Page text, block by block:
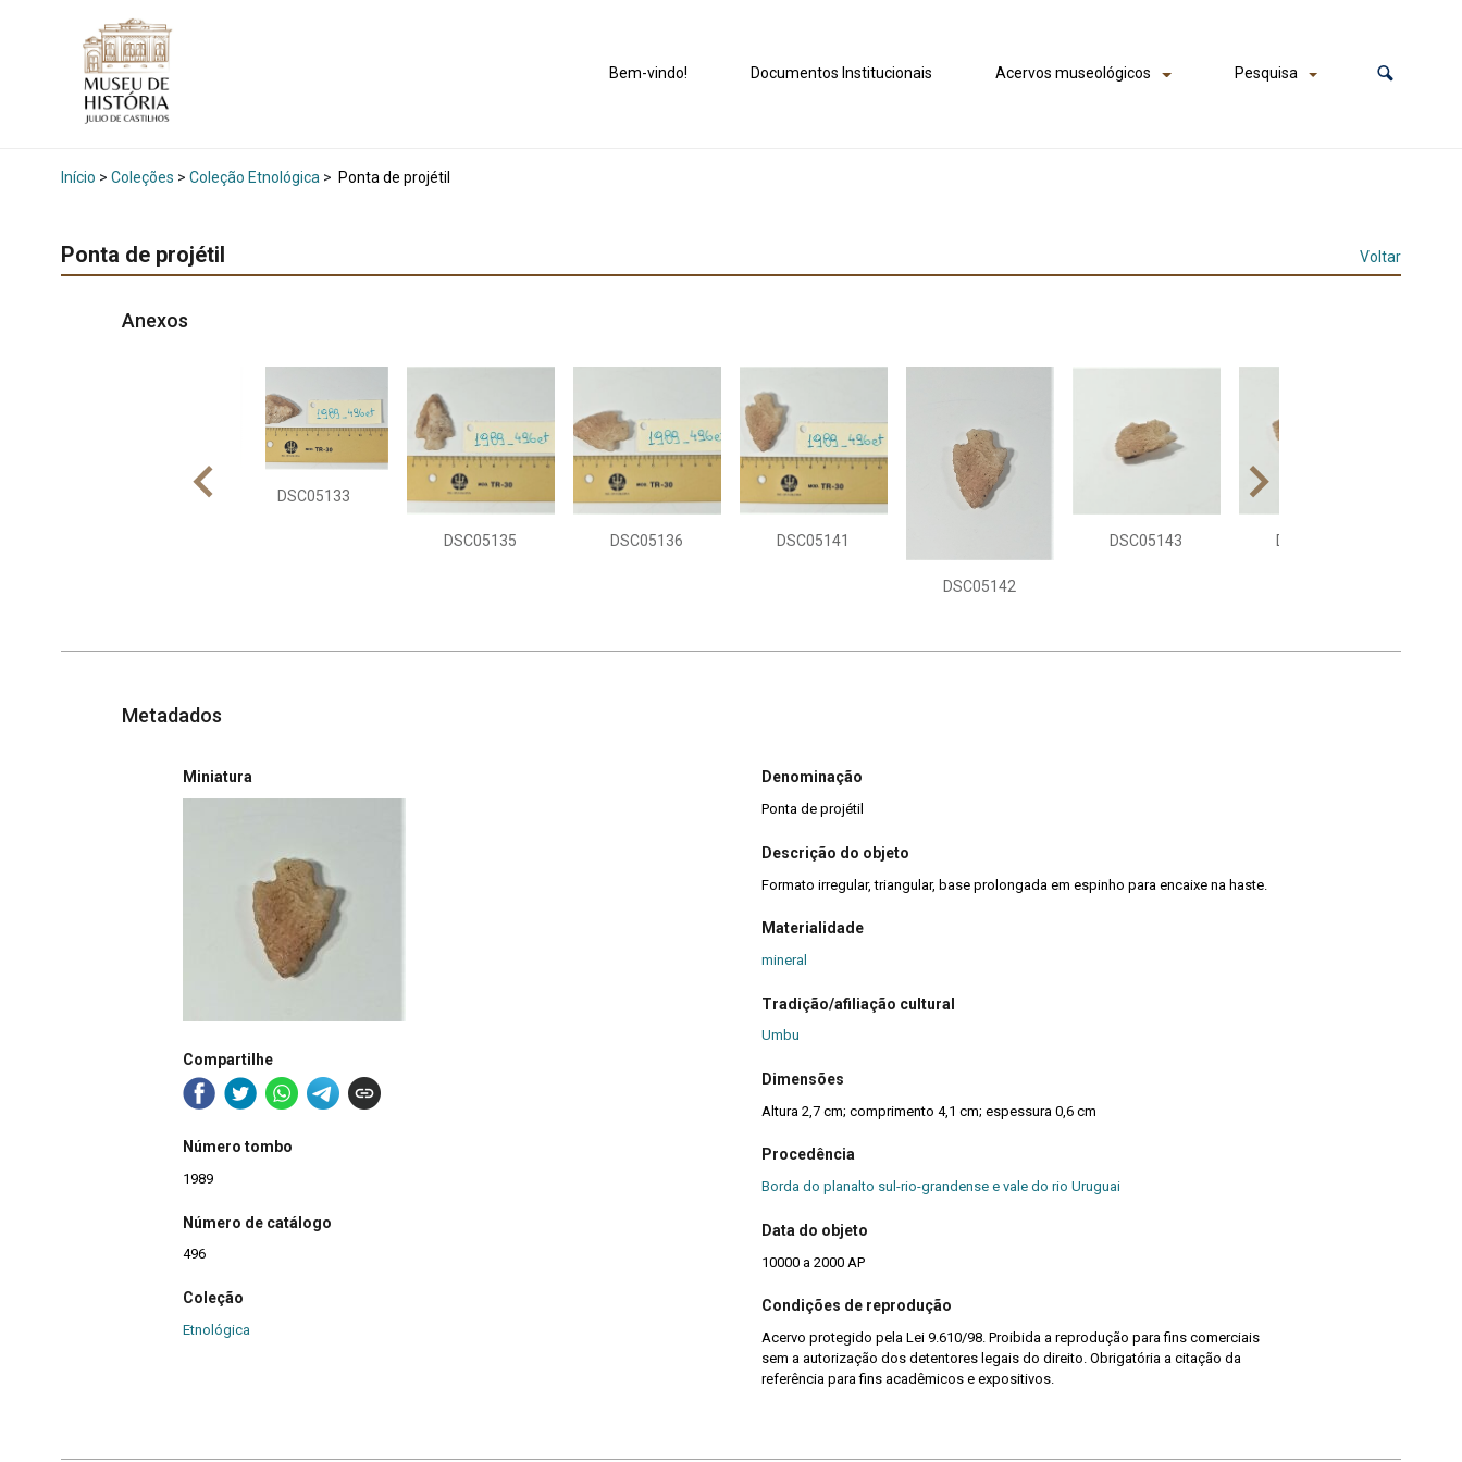
Bem-vindo! Documentos Institucionais Acervos museológicos Pesquisa
Início > Coleções > Coleção Etnológica > Ponta de projétil
Ponta de projétil Voltar
Anexos
DSC05133
DSC05135 DSC05136 DSC05141
DSC05142
DSC05143 DSC05144
Metadados
Miniatura
Compartilhe
Número tombo
1989
Número de catálogo
496
Coleção
Etnológica
Denominação
Ponta de projétil
Descrição do objeto
Formato irregular, triangular, base prolongada em espinho para encaixe na haste.
Materialidade
mineral
Tradição/afiliação cultural
Umbu
Dimensões
Altura 2,7 cm; comprimento 4,1 cm; espessura 0,6 cm
Procedência
Borda do planalto sul-rio-grandense e vale do rio Uruguai
Data do objeto
10000 a 2000 AP
Condições de reprodução
Acervo protegido pela Lei 9.610/98. Proibida a reprodução para fins comerciais
sem a autorização dos detentores legais do direito. Obrigatória a citação da
referência para fins acadêmicos e expositivos.